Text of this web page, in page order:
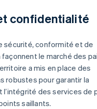
confidentialité
sécurité, conformité et de
le marché des
a mis en place des
robustes pour garantir la
l’intégrité des services de
saillants.